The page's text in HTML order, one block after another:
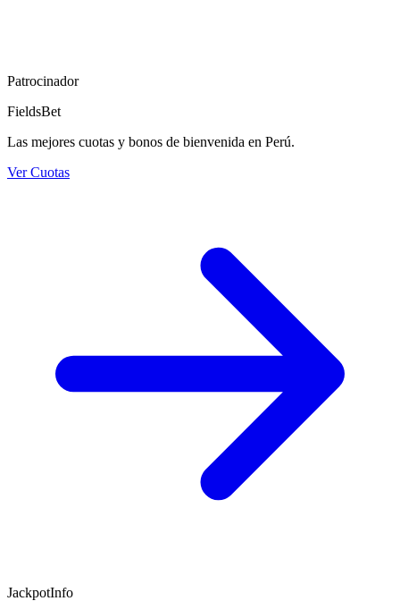
Patrocinador
FieldsBet
Las mejores cuotas y bonos de bienvenida en Perú.
Ver Cuotas
JackpotInfo